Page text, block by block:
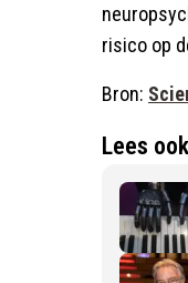
risico op
Bron:
Lees ook